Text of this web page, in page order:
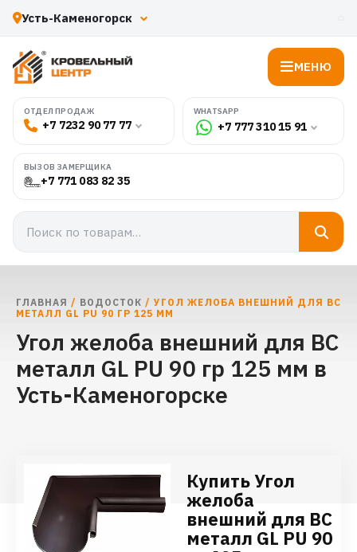
МЕНЮ
ОТДЕЛ ПРОДАЖ
+7 7232 90 77 77
WHATSAPP
+7 777 310 15 91
ВЫЗОВ ЗАМЕРЩИКА
+7 771 083 82 35
ГЛАВНАЯ / ВОДОСТОК / УГОЛ ЖЕЛОБА ВНЕШНИЙ ДЛЯ ВС
МЕТАЛЛ GL PU 90 ГР 125 ММ
Угол желоба внешний для ВС
металл GL PU 90 гр 125 мм в
Усть-Каменогорске
Купить Угол
желоба
внешний для ВС
металл GL PU 90